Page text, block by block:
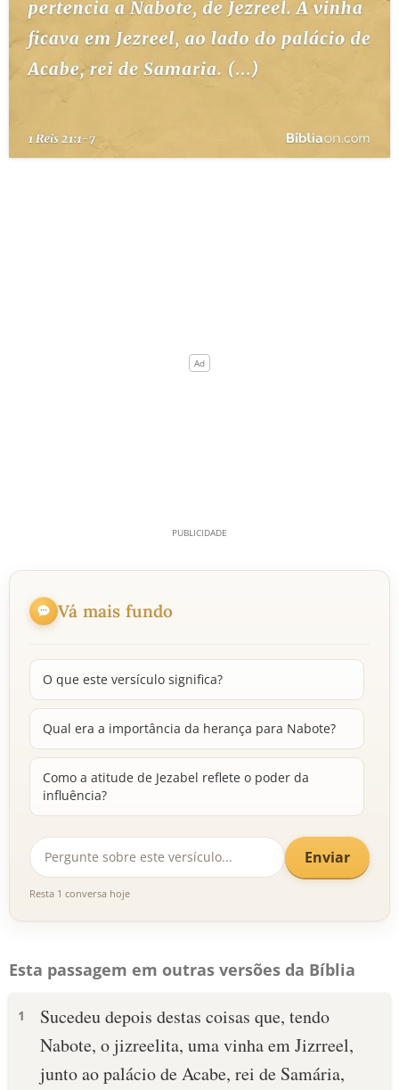
Vá mais fundo
O que este versículo significa?
Qual era a importância da herança para Nabote?
Como a atitude de Jezabel reflete o poder da
influência?
Enviar
Resta 1 conversa hoje
Esta passagem em outras versões da Bíblia
1
Sucedeu depois destas coisas que, tendo
Nabote, o jizreelita, uma vinha em Jizrreel,
junto ao palácio de Acabe, rei de Samária,